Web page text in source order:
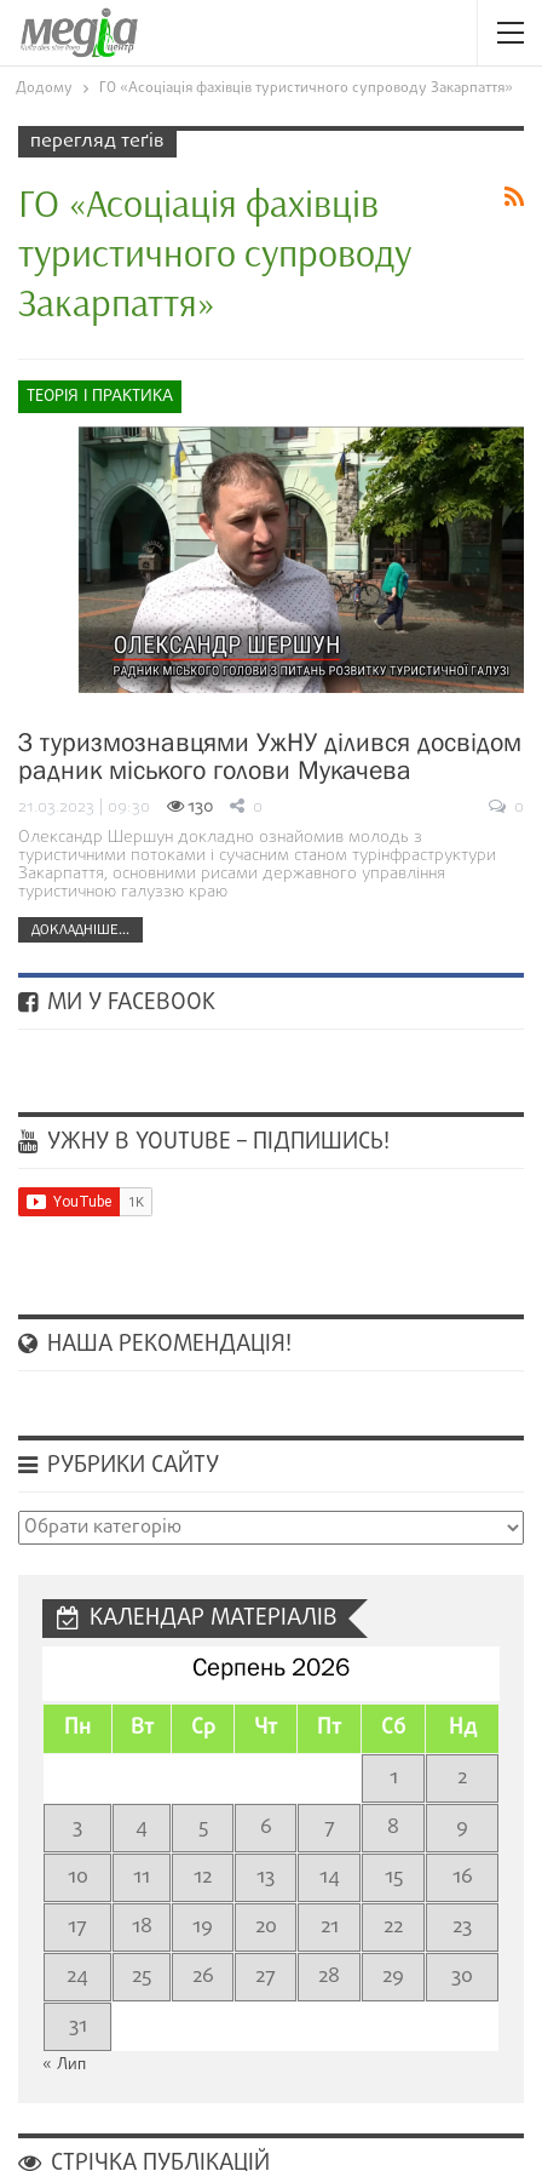
Додому ГО «Асоціація фахівців туристичного супроводу Закарпаття»
перегляд теґів
ГО «Асоціація фахівців
туристичного супроводу
Закарпаття»
ТЕОРІЯ І ПРАКТИКА
З туризмознавцями УжНУ ділився досвідом
радник міського голови Мукачева
21.03.2023 | 09:30 130 0
0
Олександр Шершун докладно ознайомив молодь з
туристичними потоками і сучасним станом турінфраструктури
Закарпаття, основними рисами державного управління
туристичною галуззю краю
ДОКЛАДНІШЕ...
МИ У FACEBOOK
УЖНУ В YOUTUBE – ПІДПИШИСЬ!
НАША РЕКОМЕНДАЦІЯ!
РУБРИКИ САЙТУ
Рубрики
КАЛЕНДАР МАТЕРІАЛІВ
Серпень 2026
Пн Вт Ср Чт Пт Сб Нд
1
2
3
4 5 6 7 8
9
10
11 12 13 14 15
16
17
18 19 20 21 22
23
24
25 26 27 28 29
30
31
« Лип
СТРІЧКА ПУБЛІКАЦІЙ